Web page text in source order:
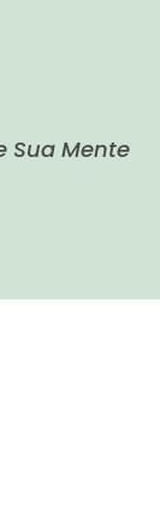
Sua Mente